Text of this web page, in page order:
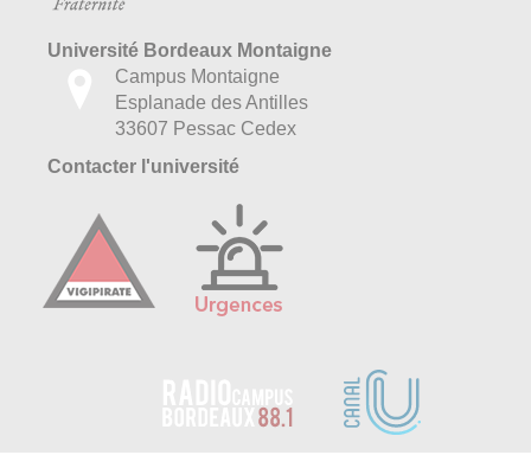
Université Bordeaux Montaigne
Campus Montaigne
Esplanade des Antilles
33607 Pessac Cedex
Contacter l'université